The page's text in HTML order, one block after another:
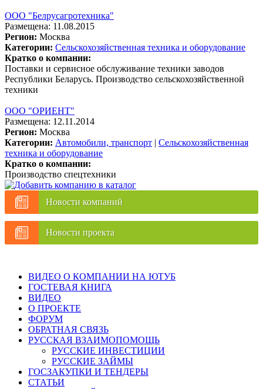
ООО "Белрусагротехника"
Размещена: 11.08.2015
Регион: Москва
Категории: Сельскохозяйственная техника и оборудование
Кратко о компании:
Поставки и сервисное обслуживание техники заводов
Республики Беларусь. Производство сельскохозяйственной
техники
ООО "ОРИЕНТ"
Размещена: 12.11.2014
Регион: Москва
Категории: Автомобили, транспорт | Сельскохозяйственная
техника и оборудование
Кратко о компании:
Производство спецтехники
Новости компаний
Новости проекта
ВИДЕО О КОМПАНИИ НА ЮТУБ
ГОСТЕВАЯ КНИГА
ВИДЕО
О ПРОЕКТЕ
ФОРУМ
ОБРАТНАЯ СВЯЗЬ
РУССКАЯ ВЗАИМОПОМОЩЬ
РУССКИЕ ИНВЕСТИЦИИ
РУССКИЕ ЗАЙМЫ
ГОСЗАКУПКИ И ТЕНДЕРЫ
СТАТЬИ